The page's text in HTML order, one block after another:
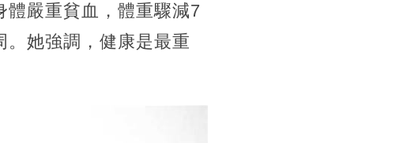
體嚴重貧血，體重驟減7
她強調，健康是最重